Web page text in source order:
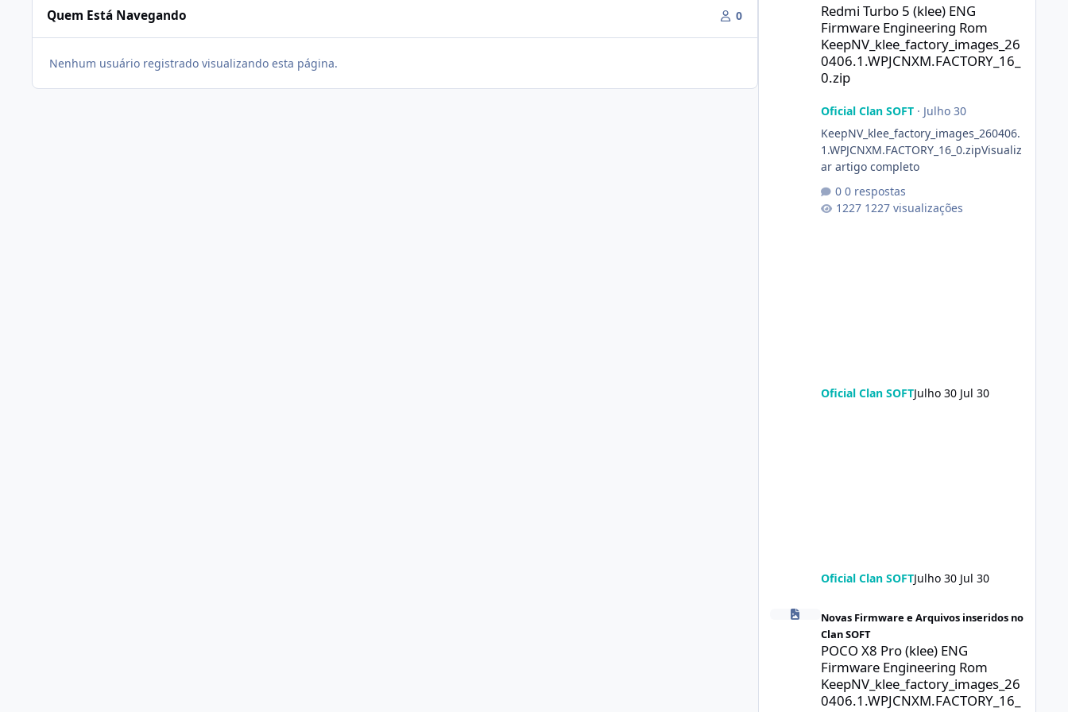
Quem Está Navegando 0
Nenhum usuário registrado visualizando esta página.
Redmi Turbo 5 (klee) ENG
Firmware Engineering Rom
KeepNV_klee_factory_images_26
0406.1.WPJCNXM.FACTORY_16_
0.zip
Oficial Clan SOFT· Julho 30
KeepNV_klee_factory_images_260406.
1.WPJCNXM.FACTORY_16_0.zipVisualiz
ar artigo completo
0 respostas
1227 visualizações
Oficial Clan SOFTJulho 30 Jul 30
Oficial Clan SOFTJulho 30 Jul 30
POCO X8 Pro (klee) ENG Firmware Engineering Rom
Novas Firmware e Arquivos inseridos no
Clan SOFT
POCO X8 Pro (klee) ENG
Firmware Engineering Rom
KeepNV_klee_factory_images_26
0406.1.WPJCNXM.FACTORY_16_